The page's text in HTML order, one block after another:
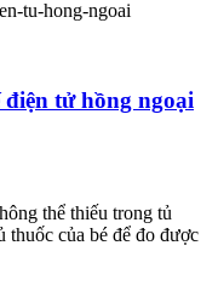
tử hồng ngoại
thể thiếu trong tủ
thuốc của bé để đo được